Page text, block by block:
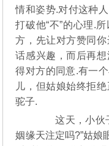
情和姿势.对付这种
打破他“不”的心理.
方，先让对方赞同
话感兴趣，而后再
得对方的同意.有一
儿，但姑娘始终拒
驼子.
这天，小伙子
姻缘天注定吗?”姑娘